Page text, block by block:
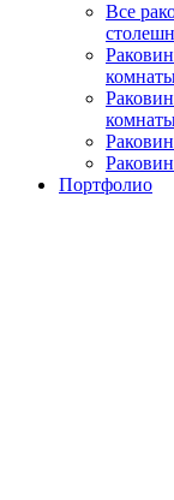
Все
Портфолио